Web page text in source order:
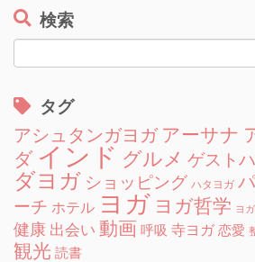
カ
検索
索:
タグ
アシュタンガヨガ アーサナ
ダ インド グルメ ゲスト
ダヨガ ショッピング ハタヨガ
ーチ ホテル ヨガ ヨガ哲学 ヨ
健康 出会い 動画 呼吸 寺ヨガ 恋愛
観光 読書